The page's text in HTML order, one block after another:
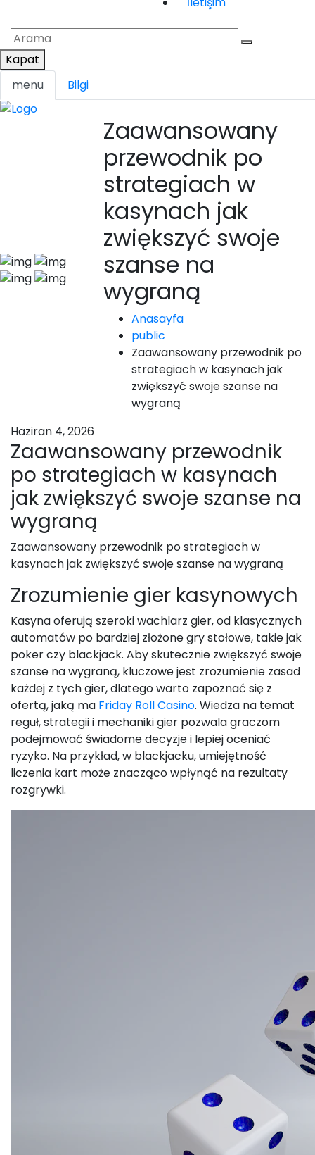
Kapat
menu
Bilgi
Zaawansowany
przewodnik po
strategiach w
kasynach jak
zwiększyć swoje
szanse na
wygraną
Anasayfa
public
Zaawansowany przewodnik po
strategiach w kasynach jak
zwiększyć swoje szanse na
wygraną
Haziran 4, 2026
Zaawansowany przewodnik
po strategiach w kasynach
jak zwiększyć swoje szanse na
wygraną
Zaawansowany przewodnik po strategiach w
kasynach jak zwiększyć swoje szanse na wygraną
Zrozumienie gier kasynowych
Kasyna oferują szeroki wachlarz gier, od klasycznych
automatów po bardziej złożone gry stołowe, takie jak
poker czy blackjack. Aby skutecznie zwiększyć swoje
szanse na wygraną, kluczowe jest zrozumienie zasad
każdej z tych gier, dlatego warto zapoznać się z
ofertą, jaką ma Friday Roll Casino. Wiedza na temat
reguł, strategii i mechaniki gier pozwala graczom
podejmować świadome decyzje i lepiej oceniać
ryzyko. Na przykład, w blackjacku, umiejętność
liczenia kart może znacząco wpłynąć na rezultaty
rozgrywki.